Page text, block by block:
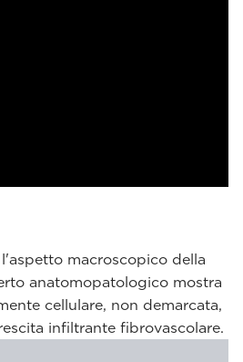
macroscopico della
anatomopatologico mostra
cellulare, non demarcata,
infiltrante fibrovascolare.